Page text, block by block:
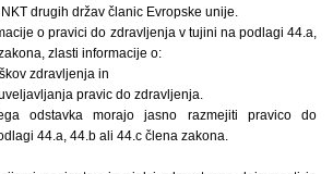
drugih držav članic Evropske unije.
o pravici do zdravljenja v tujini na podlagi 44.a,
zlasti informacije o:
zdravljenja in
pravic do zdravljenja.
odstavka morajo jasno razmejiti pravico do
44.a, 44.b ali 44.c člena zakona.